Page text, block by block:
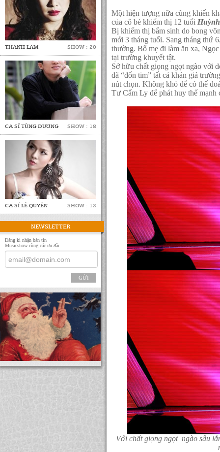
THANH LAM SHOW : 20
CA SĨ TÙNG DƯƠNG SHOW : 18
CA SĨ LỆ QUYÊN SHOW : 13
NEWSLETTER
Đăng kí nhận bản tin
Musicshow cùng các ưu đãi
GỬI
Một hiện tượng nữa cũng khiến
của cô bé khiếm thị 12 tuổi
Bị khiếm thị bẩm sinh do bong
mới 3 tháng tuổi. Sang tháng thứ
thường. Bố mẹ đi làm ăn xa,
tại trường khuyết tật.
Sở hữu chất giọng ngọt ngào với
đã “đốn tim” tất cả khán giả
nút chọn. Không khó để có thể
Tư Cẩm Ly để phát huy thế mạnh
Với chất giọng ngọt ngào sâu